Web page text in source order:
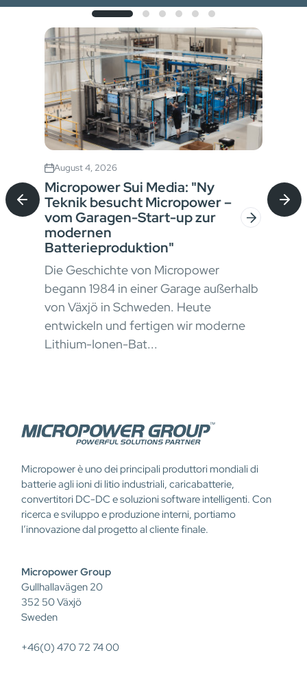
August 4, 2026
Micropower Sui Media: "Ny
Teknik besucht Micropower –
vom Garagen-Start-up zur
modernen
Batterieproduktion"
Die Geschichte von Micropower
begann 1984 in einer Garage außerhalb
von Växjö in Schweden. Heute
entwickeln und fertigen wir moderne
Lithium-Ionen-Bat...
di
Micropower è uno dei principali produttori mondiali di
batterie agli ioni di litio industriali, caricabatterie,
convertitori DC-DC e soluzioni software intelligenti. Con
ricerca e sviluppo e produzione interni, portiamo
l’innovazione dal progetto al cliente finale.
Micropower Group
Gullhallavägen 20
352 50 Växjö
Sweden
+46(0) 470 72 74 00